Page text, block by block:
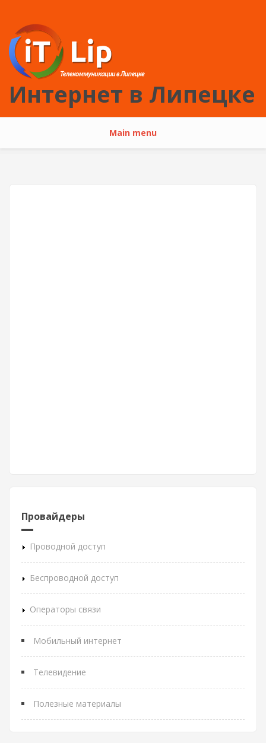
Интернет в Липецке
Main menu
Провайдеры
Проводной доступ
Беспроводной доступ
Операторы связи
Мобильный интернет
Телевидение
Полезные материалы